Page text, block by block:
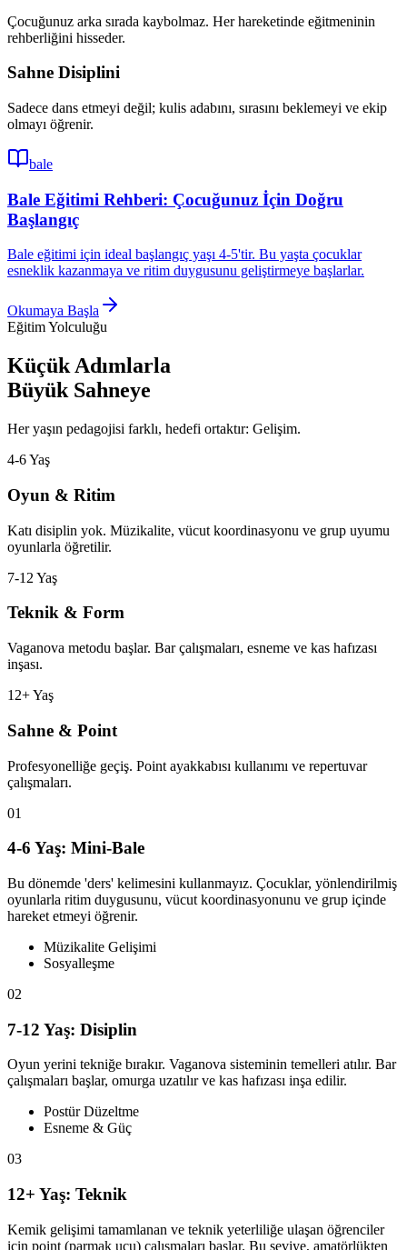
Çocuğunuz arka sırada kaybolmaz. Her hareketinde eğitmeninin
rehberliğini hisseder.
Sahne Disiplini
Sadece dans etmeyi değil; kulis adabını, sırasını beklemeyi ve ekip
olmayı öğrenir.
bale
Bale Eğitimi Rehberi: Çocuğunuz İçin Doğru
Başlangıç
Bale eğitimi için ideal başlangıç yaşı 4-5'tir. Bu yaşta çocuklar
esneklik kazanmaya ve ritim duygusunu geliştirmeye başlarlar.
Okumaya Başla
Eğitim Yolculuğu
Küçük Adımlarla
Büyük Sahneye
Her yaşın pedagojisi farklı, hedefi ortaktır: Gelişim.
4-6 Yaş
Oyun & Ritim
Katı disiplin yok. Müzikalite, vücut koordinasyonu ve grup uyumu
oyunlarla öğretilir.
7-12 Yaş
Teknik & Form
Vaganova metodu başlar. Bar çalışmaları, esneme ve kas hafızası
inşası.
12+ Yaş
Sahne & Point
Profesyonelliğe geçiş. Point ayakkabısı kullanımı ve repertuvar
çalışmaları.
01
4-6 Yaş: Mini-Bale
Bu dönemde 'ders' kelimesini kullanmayız. Çocuklar, yönlendirilmiş
oyunlarla ritim duygusunu, vücut koordinasyonunu ve grup içinde
hareket etmeyi öğrenir.
Müzikalite Gelişimi
Sosyalleşme
02
7-12 Yaş: Disiplin
Oyun yerini tekniğe bırakır. Vaganova sisteminin temelleri atılır. Bar
çalışmaları başlar, omurga uzatılır ve kas hafızası inşa edilir.
Postür Düzeltme
Esneme & Güç
03
12+ Yaş: Teknik
Kemik gelişimi tamamlanan ve teknik yeterliliğe ulaşan öğrenciler
için point (parmak ucu) çalışmaları başlar. Bu seviye, amatörlükten